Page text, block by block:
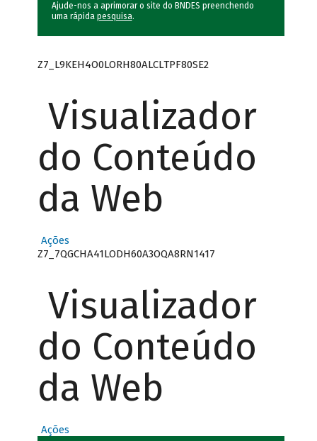
Ajude-nos a aprimorar o site do BNDES preenchendo
uma rápida pesquisa.
Z7_L9KEH4O0LORH80ALCLTPF80SE2
Visualizador
do Conteúdo
da Web
Ações
Z7_7QGCHA41LODH60A3OQA8RN1417
Visualizador
do Conteúdo
da Web
Ações